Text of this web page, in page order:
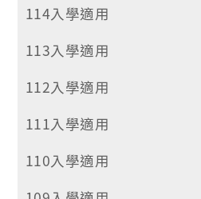
114入學適用
113入學適用
112入學適用
111入學適用
110入學適用